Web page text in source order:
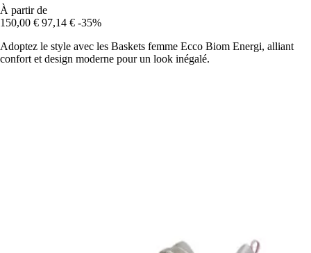
À partir de
150,00 € 97,14 € -35%
Adoptez le style avec les Baskets femme Ecco Biom Energi, alliant
confort et design moderne pour un look inégalé.